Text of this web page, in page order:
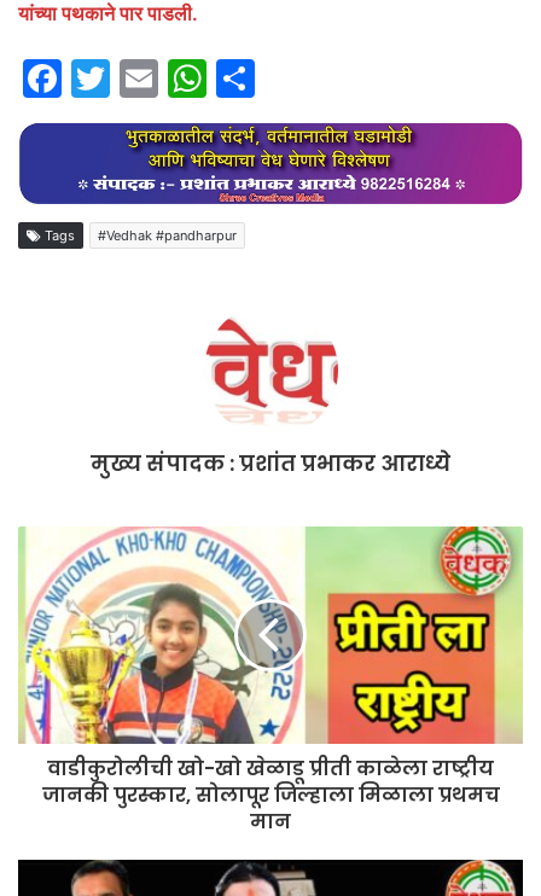
यांच्या पथकाने पार पाडली.
F
a
e
b
T
w
itt
er
E
m
ai
l
W
h
at
s
A
p
h
ar
e
Tags #Vedhak #pandharpur
मुख्य संपादक : प्रशांत प्रभाकर आराध्ये
वाडीकुरोलीची खो-खो खेळाडू प्रीती काळेला राष्ट्रीय
जानकी पुरस्कार, सोलापूर जिल्हाला मिळाला प्रथमच
मान